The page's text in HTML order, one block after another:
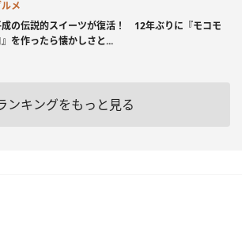
メ
の伝説的スイーツが復活！ 12年ぶりに『モコモ
』を作ったら懐かしさと...
ンキングをもっと見る